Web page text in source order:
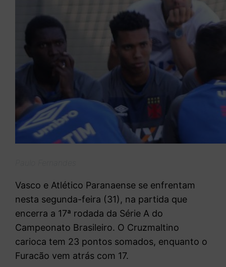
Vasco e Atlético Paranaense se enfrentam
nesta segunda-feira (31), na partida que
encerra a 17ª rodada da Série A do
Campeonato Brasileiro. O Cruzmaltino
carioca tem 23 pontos somados, enquanto o
Furacão vem atrás com 17.